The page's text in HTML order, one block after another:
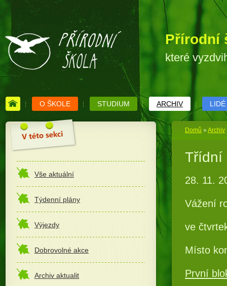
Přírodní
které
O ŠKOLE STUDIUM ARCHIV LIDÉ
Vše aktuální
Týdenní plány
Výjezdy
Dobrovolné akce
Archiv aktualit
Domů » Archiv
Třídní
28. 11.
Vážení
ve
Místo
První